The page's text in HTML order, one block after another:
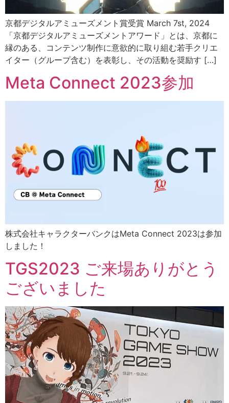
京都デジタルアミューズメント賞受賞 March 7st, 2024
「京都デジタルアミューズメントアワード」とは、京都に
縁のある、コンテンツ制作に意欲的に取り組む若手クリエ
イター（グループ含む）を表彰し、その活動を奨励す […]
Meta Connect 2023参加
株式会社キャラクターバンクはMeta Connect 2023は参加
しました！
TGS2023 ご来場ありがとう
ございました